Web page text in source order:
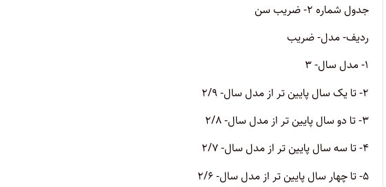
جدول شماره ۲- ضریب سن
ردیف- مدل- ضریب
۱- مدل سال- ۳
۲- تا یک سال پایین تر از مدل سال- ۲/۹
۳- تا دو سال پایین تر از مدل سال- ۲/۸
۴- تا سه سال پایین تر از مدل سال- ۲/۷
۵- تا چهار سال پایین تر از مدل سال- ۲/۶